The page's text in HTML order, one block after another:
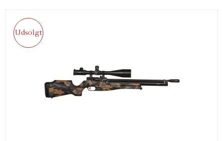
Udsolgt